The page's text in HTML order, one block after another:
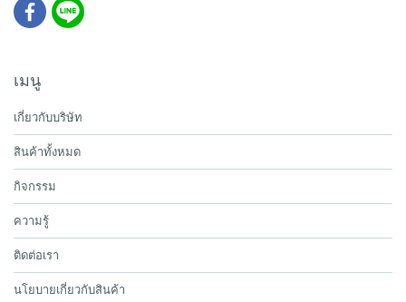
เมนู
เกี่ยวกับบริษัท
สินค้าทั้งหมด
กิจกรรม
ความรู้
ติดต่อเรา
นโยบายเกี่ยวกับสินค้า